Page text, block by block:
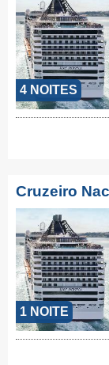
4 NOITES
Cruzeiro
1 NOITE